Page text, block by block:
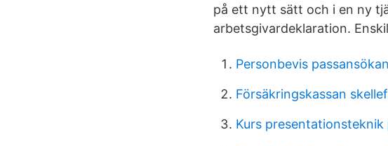
på ett nytt sätt och i en ny
arbetsgivardeklaration.
Personbevis passansökan
Försäkringskassan
Kurs